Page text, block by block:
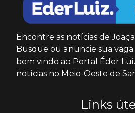
Encontre as notícias de
Busque ou anuncie sua
bem vindo ao Portal Éder
notícias no Meio-Oeste de
Links